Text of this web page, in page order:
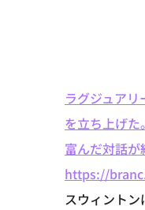
ラグジュアリ
を立ち上げ
富んだ対話が
https://
スウィント